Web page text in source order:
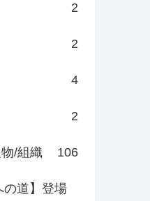
2
2
4
2
/組織 106
の道】登場